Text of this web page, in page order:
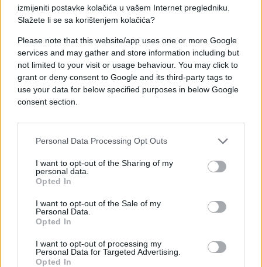
izmijeniti postavke kolačića u vašem Internet pregledniku.
Slažete li se sa korištenjem kolačića?
Please note that this website/app uses one or more Google
services and may gather and store information including but
not limited to your visit or usage behaviour. You may click to
grant or deny consent to Google and its third-party tags to
use your data for below specified purposes in below Google
consent section.
Personal Data Processing Opt Outs
I want to opt-out of the Sharing of my
personal data.
Opted In
I want to opt-out of the Sale of my
Personal Data.
Opted In
I want to opt-out of processing my
Personal Data for Targeted Advertising.
Opted In
Prema navodima izvora, Mikicu je posebno
pogodilo to što mu sin nije čestitao rođendan.
Navodno je odlučio da Marko u porodičnu kuću
može doći samo ako posjećuje bivšu suprugu i
djecu.
Isti izvori tvrde i da je Marko značajna sredstva
trošio na novu partnerku, uključujući iznajmljivanje
se njegov odnos prema porodici, kako se navodi,
promijenio.
(Telegraf.rs)